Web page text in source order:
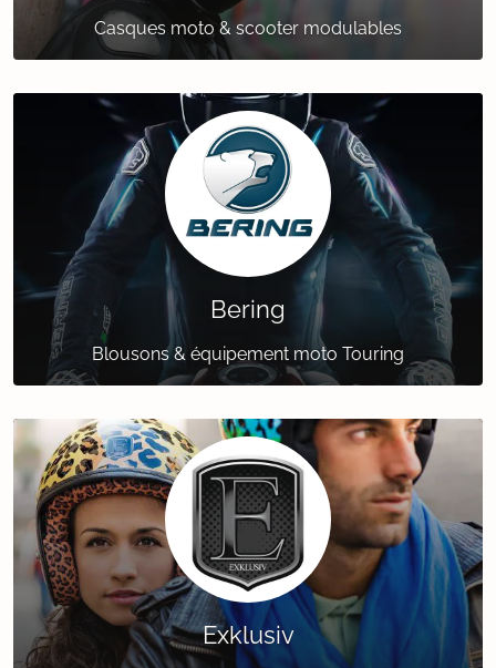
Casques moto & scooter modulables
Bering
Blousons & équipement moto Touring
Exklusiv